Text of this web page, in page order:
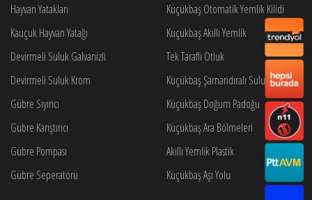
Hayvan Yatakları
Kauçuk Hayvan Yatağı
Devirmeli Suluk Galvanizli
Devirmeli Suluk Krom
Gübre Sıyırıcı
Gübre Karıştırıcı
Gübre Pompası
Gübre Seperatörü
Küçükbaş Otomatik Yemlik Kilidi
Küçükbaş Akıllı Yemlik
Tek Taraflı Otluk
Küçükbaş Şamandıralı Suluk
Küçükbaş Doğum Padoğu
Küçükbaş Ara Bölmeleri
Akıllı Yemlik Plastik
Küçükbaş Aşı Yolu